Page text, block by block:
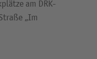
am DRK-
„Im